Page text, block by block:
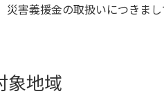
災害義援金の取扱いにつきま
地域